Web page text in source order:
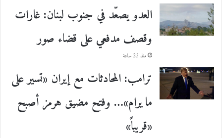
العدو يصعّد في جنوب لبنان: غارات
وقصف مدفعي على قضاء صور
منذ 23 ساعة
ترامب: المحادثات مع إيران «تسير على
ما يرام»… وفتح مضيق هرمز أصبح
«قريباً»